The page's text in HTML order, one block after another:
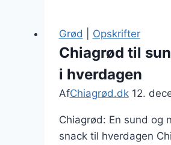
lækker
start
på
dagen
Grød Opskrifter
Chiagrød til
i hverdagen
AfChiagrød.dk 12.
Chiagrød: En sund og
snack til hverdagen